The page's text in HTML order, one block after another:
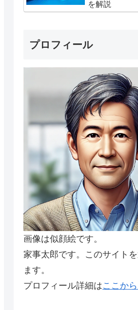
を解説
プロフィール
画像は似顔絵です。
家事太郎です。このサイト
ます。
プロフィール詳細はここか